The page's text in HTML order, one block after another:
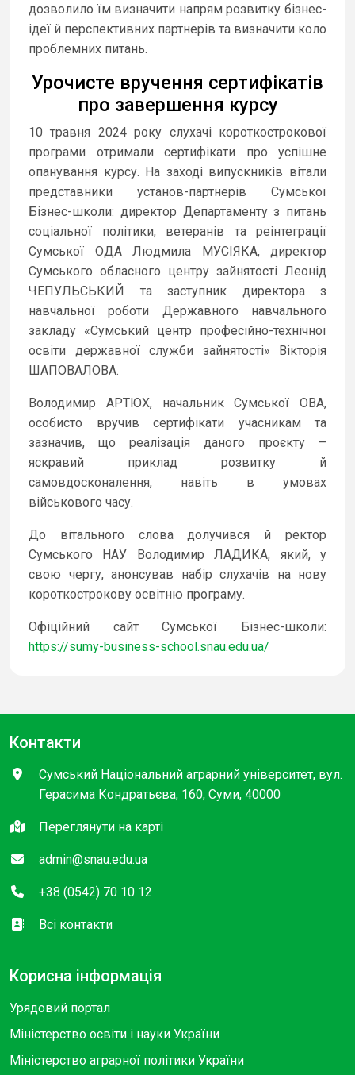
дозволило їм визначити напрям розвитку бізнес-
ідеї й перспективних партнерів та визначити коло
проблемних питань.
Урочисте вручення сертифікатів
про завершення курсу
10 травня 2024 року слухачі короткострокової
програми отримали сертифікати про успішне
опанування курсу. На заході випускників вітали
представники установ-партнерів Сумської
Бізнес-школи: директор Департаменту з питань
соціальної політики, ветеранів та реінтеграції
Сумської ОДА Людмила МУСІЯКА, директор
Сумського обласного центру зайнятості Леонід
ЧЕПУЛЬСЬКИЙ та заступник директора з
навчальної роботи Державного навчального
закладу «Сумський центр професійно-технічної
освіти державної служби зайнятості» Вікторія
ШАПОВАЛОВА.
Володимир АРТЮХ, начальник Сумської ОВА,
особисто вручив сертифікати учасникам та
зазначив, що реалізація даного проєкту –
яскравий приклад розвитку й
самовдосконалення, навіть в умовах
військового часу.
До вітального слова долучився й ректор
Сумського НАУ Володимир ЛАДИКА, який, у
свою чергу, анонсував набір слухачів на нову
короткострокову освітню програму.
Офіційний сайт Сумської Бізнес-школи:
https://sumy-business-school.snau.edu.ua/
Контакти
Сумський Національний аграрний університет, вул.
Герасима Кондратьєва, 160, Суми, 40000
Переглянути на карті
admin@snau.edu.ua
+38 (0542) 70 10 12
Всі контакти
Корисна інформація
Урядовий портал
Міністерство освіти і науки України
Міністерство аграрної політики України